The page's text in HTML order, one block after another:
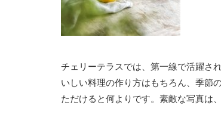
チェリーテラスでは、第一線で活躍さ
いしい料理の作り方はもちろん、季節
ただけると何よりです。素敵な写真は